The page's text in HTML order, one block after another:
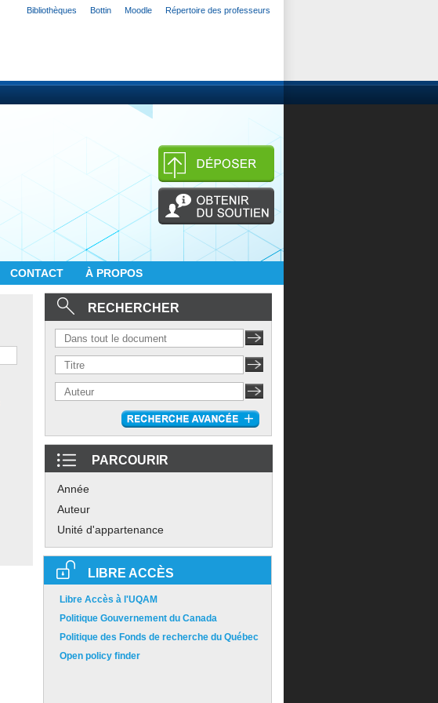
Bibliothèques Bottin Moodle Répertoire des professeurs
CONTACT À PROPOS
RECHERCHER
PARCOURIR
Année
Auteur
Unité d'appartenance
LIBRE ACCÈS
Libre Accès à l'UQAM
Politique Gouvernement du Canada
Politique des Fonds de recherche du Québec
Open policy finder